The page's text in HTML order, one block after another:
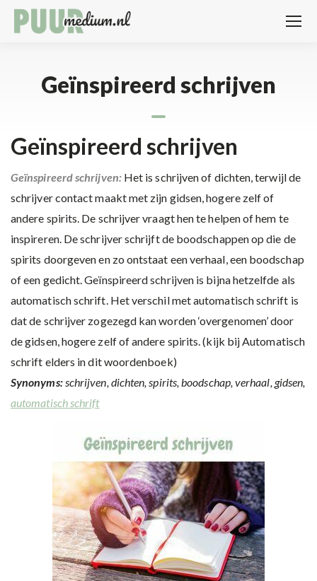
Geïnspireerd schrijven
Geïnspireerd schrijven
Geïnspireerd schrijven:Het is schrijven of dichten, terwijl de
schrijver contact maakt met zijn gidsen, hogere zelf of
andere spirits. De schrijver vraagt hen te helpen of hem te
inspireren. De schrijver schrijft de boodschappen op die de
spirits doorgeven en zo ontstaat een verhaal, een boodschap
of een gedicht. Geïnspireerd schrijven is bijna hetzelfde als
automatisch schrift. Het verschil met automatisch schrift is
dat de schrijver zogezegd kan worden ‘overgenomen’ door
de gidsen, hogere zelf of andere spirits. (kijk bij Automatisch
schrift elders in dit woordenboek)
Synonyms:schrijven, dichten, spirits, boodschap, verhaal, gidsen,
automatisch schrift